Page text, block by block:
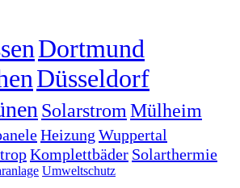
Dortmund
Düsseldorf
Solarstrom Mülheim
Heizung Wuppertal
Komplettbäder Solarthermie
Umweltschutz